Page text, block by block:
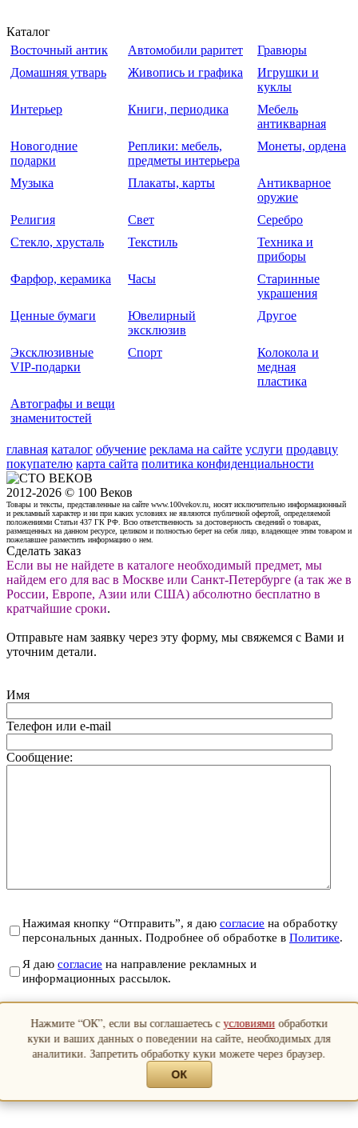
Каталог
Восточный антик
Автомобили раритет
Гравюры
Домашняя утварь
Живопись и графика
Игрушки и
куклы
Интерьер
Книги, периодика
Мебель
антикварная
Новогодние
подарки
Реплики: мебель,
предметы интерьера
Монеты, ордена
Музыка Плакаты, карты
Антикварное
оружие
Религия
Свет
Серебро
Стекло, хрусталь
Текстиль
Техника и
приборы
Фарфор, керамика
Часы
Старинные
украшения
Ценные бумаги
Ювелирный
эксклюзив
Другое
Эксклюзивные
VIP-подарки
Спорт
Колокола и
медная
пластика
Автографы и вещи
знаменитостей
главная каталог обучение реклама на сайте услуги продавцу
покупателю карта сайта политика конфиденциальности
2012-2026 © 100 Веков
Товары и тексты, представленные на сайте www.100vekov.ru, носят исключительно информационный
и рекламный характер и ни при каких условиях не являются публичной офертой, определяемой
положениями Статьи 437 ГК РФ. Всю ответственность за достоверность сведений о товарах,
размещенных на данном ресурсе, целиком и полностью берет на себя лицо, владеющее этим товаром и
пожелавшее разместить информацию о нем.
Сделать заказ
Если вы не найдете в каталоге необходимый предмет, мы
найдем его для вас в Москве или Санкт-Петербурге (а так же в
России, Европе, Азии или США) абсолютно бесплатно в
кратчайшие сроки.
Отправьте нам заявку через эту форму, мы свяжемся с Вами и
уточним детали.
Имя
Телефон или e-mail
Сообщение:
Нажимая кнопку “Отправить”, я даю согласие на обработку
персональных данных. Подробнее об обработке в Политике.
Я даю согласие на направление рекламных и
информационных рассылок.
Отправить
Закрыть
Нажмите “ОК”, если вы соглашаетесь сусловиями обработки
куки и ваших данных о поведении на сайте, необходимых для
аналитики. Запретить обработку куки можете через браузер.
ОК